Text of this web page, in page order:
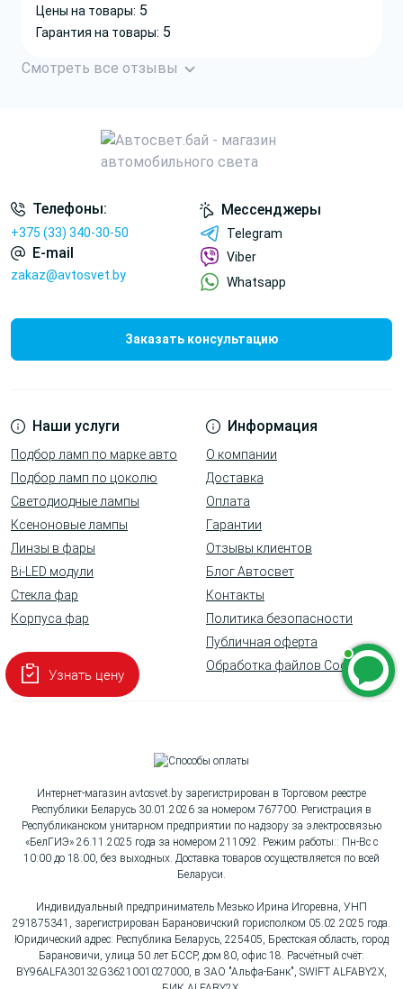
Цены на товары: 5
Гарантия на товары: 5
Смотреть все отзывы
Телефоны:
+375 (33) 340-30-50
E-mail
zakaz@avtosvet.by
Мессенджеры
Telegram
Viber
Whatsapp
Заказать консультацию
Наши услуги
Подбор ламп по марке авто
Подбор ламп по цоколю
Светодиодные лампы
Ксеноновые лампы
Линзы в фары
Bi-LED модули
Стекла фар
Корпуса фар
Информация
О компании
Доставка
Оплата
Гарантии
Отзывы клиентов
Блог Автосвет
Контакты
Политика безопасности
Публичная оферта
Обработка файлов Cookie
Интернет-магазин avtosvet.by зарегистрирован в Торговом реестре
Республики Беларусь 30.01.2026 за номером 767700. Регистрация в
Республиканском унитарном предприятии по надзору за электросвязью
«БелГИЭ» 26.11.2025 года за номером 211092. Режим работы:: Пн-Вс с
10:00 до 18:00, без выходных. Доставка товаров осуществляется по всей
Беларуси.
Индивидуальный предприниматель Мезько Ирина Игоревна, УНП
291875341, зарегистрирован Барановичский горисполком 05.02.2025 года.
Юридический адрес: Республика Беларусь, 225405, Брестская область, город
Барановичи, улица 50 лет БССР, дом 80, офис 18. Расчётный счёт:
BY96ALFA30132G3621001027000, в ЗАО "Альфа-Банк", SWIFT ALFABY2X,
Узнать цену